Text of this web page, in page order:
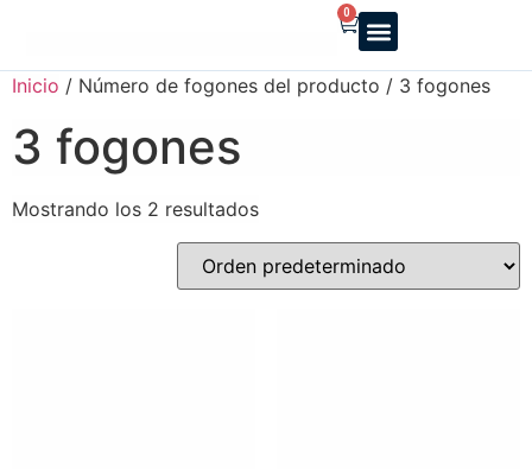
0
Inicio / Número de fogones del producto / 3 fogones
3 fogones
Mostrando los 2 resultados